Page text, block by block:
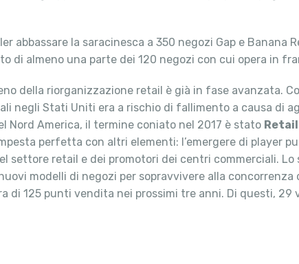
abbassare la saracinesca a 350 negozi Gap e Banana
di almeno una parte dei 120 negozi con cui opera in
della riorganizzazione retail è già in fase avanzata.
negli Stati Uniti era a rischio di fallimento a causa di
Nord America, il termine coniato nel 2017 è stato
perfetta con altri elementi: l’emergere di player
settore retail e dei promotori dei centri commerciali. Lo
modelli di negozi per sopravvivere alla concorrenza
125 punti vendita nei prossimi tre anni. Di questi, 29